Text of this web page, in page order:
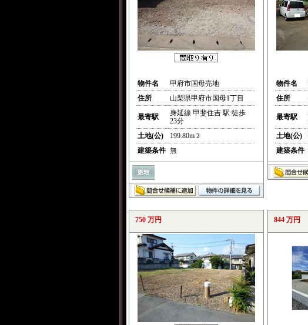
物件名
甲府市国母売地
住所
山梨県甲府市国母1丁目
最寄駅
身延線 甲斐住吉 駅 徒歩
23分
土地(公)
199.80m 2
建築条件 無
物件名
住所
最寄駅
土地(公)
建築条件
750 万円 844 万円